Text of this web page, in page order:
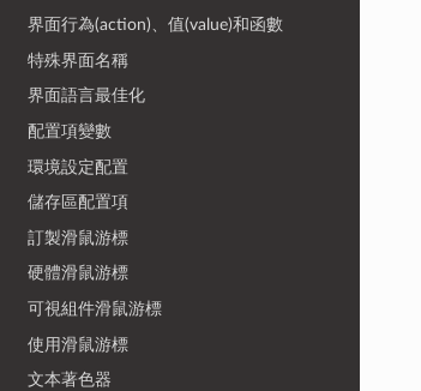
界面行為(action)、值(value)和函數
特殊界面名稱
界面語言最佳化
配置項變數
環境設定配置
儲存區配置項
訂製滑鼠游標
硬體滑鼠游標
可視組件滑鼠游標
使用滑鼠游標
文本著色器